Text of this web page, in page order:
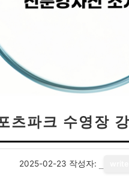
츠파크 수영장
2025-02-23 작성자: